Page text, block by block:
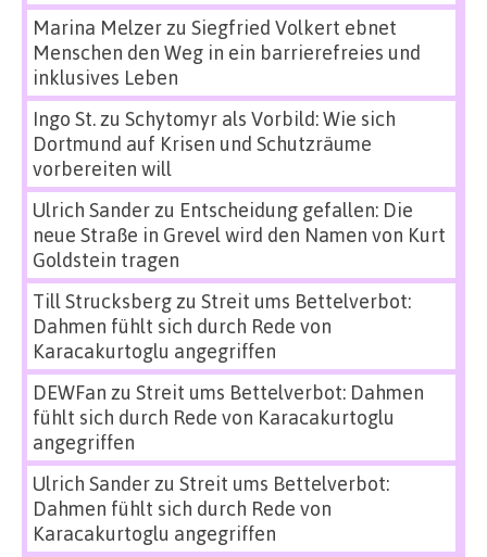
Marina Melzerzu Siegfried Volkert ebnet
Menschen den Weg in ein barrierefreies und
inklusives Leben
Ingo St.zu Schytomyr als Vorbild: Wie sich
Dortmund auf Krisen und Schutzräume
vorbereiten will
Ulrich Sanderzu Entscheidung gefallen: Die
neue Straße in Grevel wird den Namen von Kurt
Goldstein tragen
Till Strucksbergzu Streit ums Bettelverbot:
Dahmen fühlt sich durch Rede von
Karacakurtoglu angegriffen
DEWFan zu Streit ums Bettelverbot: Dahmen
fühlt sich durch Rede von Karacakurtoglu
angegriffen
Ulrich Sanderzu Streit ums Bettelverbot:
Dahmen fühlt sich durch Rede von
Karacakurtoglu angegriffen